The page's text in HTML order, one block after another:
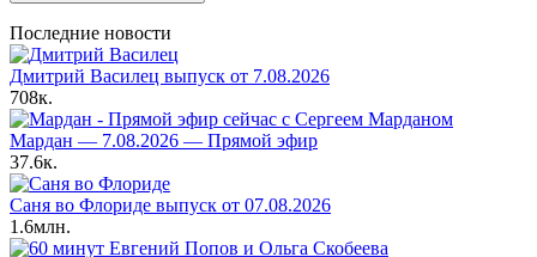
Последние новости
Дмитрий Василец выпуск от 7.08.2026
708к.
Мардан — 7.08.2026 — Прямой эфир
37.6к.
Саня во Флориде выпуск от 07.08.2026
1.6млн.